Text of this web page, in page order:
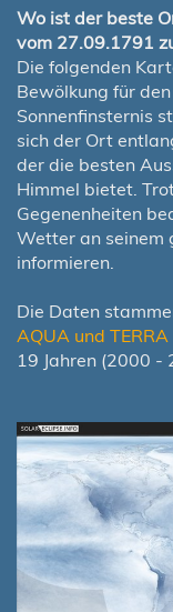
Wo ist der beste
vom 27.09.1791
Die folgenden
Bewölkung für
Sonnenfinsternis
sich der Ort
der die besten
Himmel bietet.
Gegenenheiten
Wetter an seinem
informieren.
Die Daten
AQUA und TERRA
19 Jahren (2000